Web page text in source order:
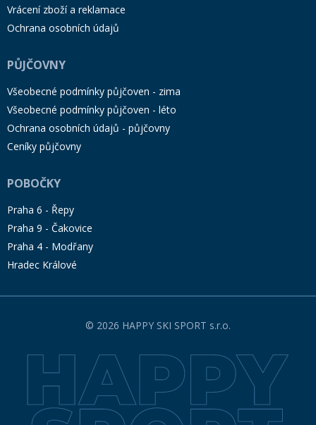
Vrácení zboží a reklamace
Ochrana osobních údajů
PŮJČOVNY
Všeobecné podmínky půjčoven - zima
Všeobecné podmínky půjčoven - léto
Ochrana osobních údajů - půjčovny
Ceníky půjčovny
POBOČKY
Praha 6 - Řepy
Praha 9 - Čakovice
Praha 4 - Modřany
Hradec Králové
© 2026 HAPPY SKI SPORT s.r.o.